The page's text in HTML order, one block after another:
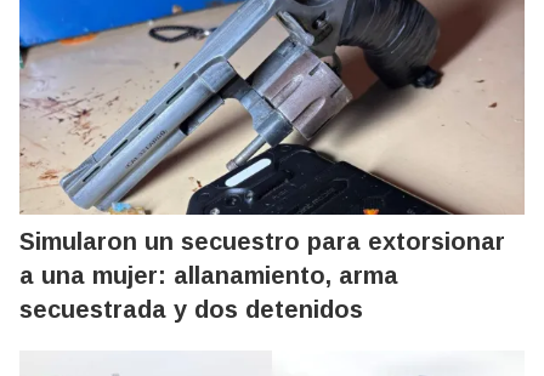
Simularon un secuestro para extorsionar
a una mujer: allanamiento, arma
secuestrada y dos detenidos